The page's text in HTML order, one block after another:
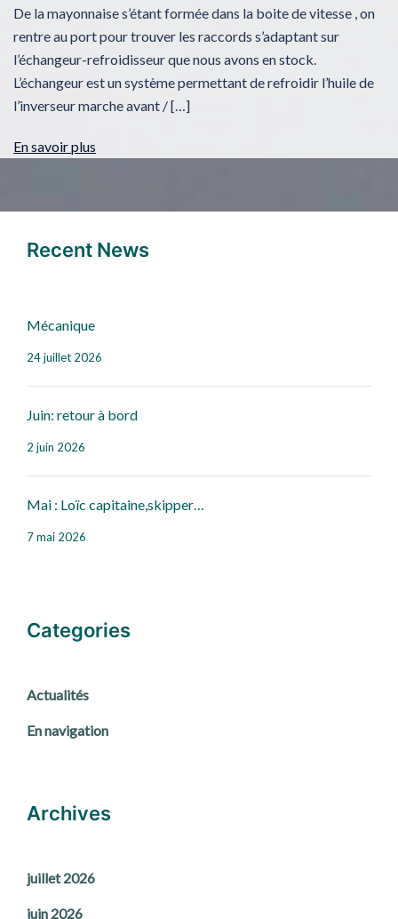
De la mayonnaise s’étant formée dans la boite de vitesse , on
rentre au port pour trouver les raccords s’adaptant sur
l’échangeur-refroidisseur que nous avons en stock.
L’échangeur est un système permettant de refroidir l’huile de
l’inverseur marche avant / […]
En savoir plus
Recent News
Mécanique
24 juillet 2026
Juin: retour à bord
2 juin 2026
Mai : Loïc capitaine,skipper…
7 mai 2026
Categories
Actualités
En navigation
Archives
juillet 2026
juin 2026